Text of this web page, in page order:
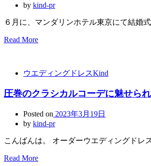
by kind-pr
６月に、マンダリンホテル東京にて結婚
Read More
ウエディングドレスKind
圧巻のクラシカルコーデに魅せら
Posted on 2023年3月19日
by kind-pr
こんばんは。 オーダーウエディングド
Read More